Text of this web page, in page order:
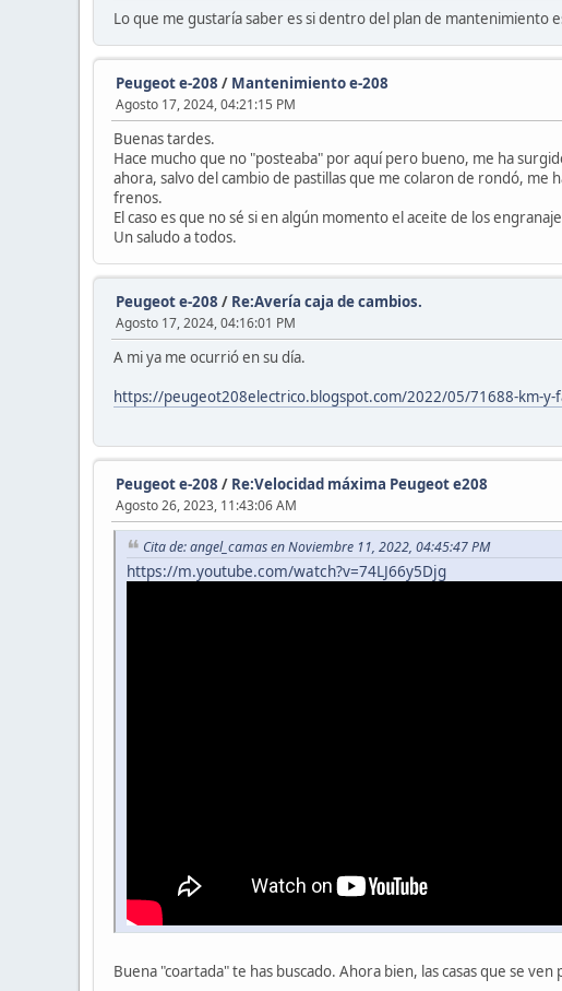
Lo que me gustaría saber es si dentro del plan de mantenimiento
Peugeot e-208 / Mantenimiento e-208
Agosto 17, 2024, 04:21:15 PM
Buenas tardes.
Hace mucho que no "posteaba" por aquí pero bueno, me ha
ahora, salvo del cambio de pastillas que me colaron de rondó,
frenos.
El caso es que no sé si en algún momento el aceite de los
Un saludo a todos.
Peugeot e-208 / Re:Avería caja de cambios.
Agosto 17, 2024, 04:16:01 PM
A mi ya me ocurrió en su día.
https://peugeot208electrico.blogspot.com/2022/05/71688-km-y-
Peugeot e-208 / Re:Velocidad máxima Peugeot e208
Agosto 26, 2023, 11:43:06 AM
Cita de: angel_camas en Noviembre 11, 2022, 04:45:47 PM
https://m.youtube.com/watch?v=74LJ66y5Djg
Buena "coartada" te has buscado. Ahora bien, las casas que se